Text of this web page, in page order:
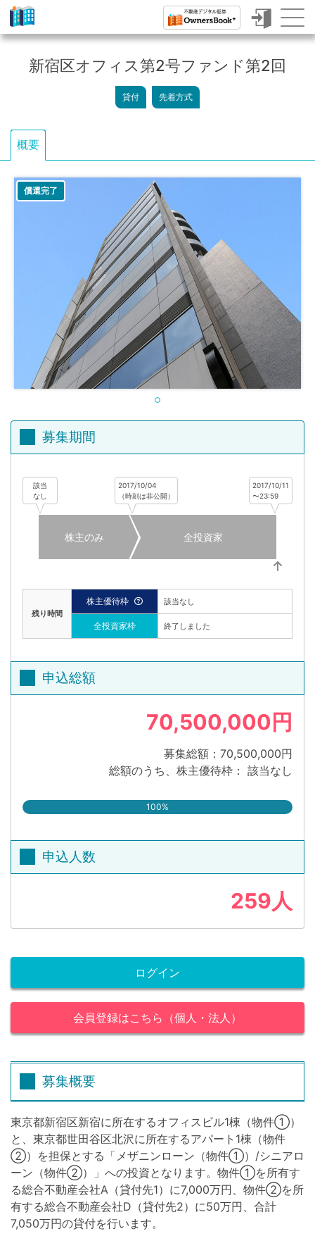
ク
ラ
フ
ァ
ン
デ
投
OwnersBook
新宿区オフィス第2号ファンド第2回
貸付 先着方式
概要
償還完了
募集期間
該当
なし
2017/10/04
（時刻は非公開）
2017/10/11
〜23:59
株主のみ 全投資家
残り時間
株主優待枠 該当なし
全投資家枠 終了しました
申込総額
70,500,000円
募集総額：70,500,000円
総額のうち、株主優待枠： 該当なし
100%
申込人数
259人
ログイン
会員登録はこちら（個人・法人）
募集概要
東京都新宿区新宿に所在するオフィスビル1棟（物件①）
と、東京都世田谷区北沢に所在するアパート1棟（物件
②）を担保とする「メザニンローン（物件①）/シニアロ
ーン（物件②）」への投資となります。物件①を所有す
る総合不動産会社A（貸付先1）に7,000万円、物件②を所
有する総合不動産会社D（貸付先2）に50万円、合計
7,050万円の貸付を行います。